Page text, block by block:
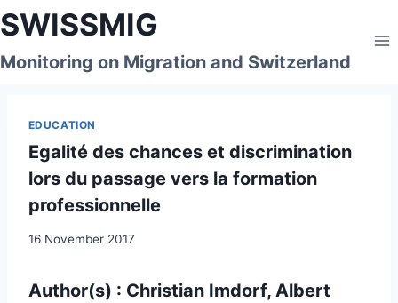
Skip
to
content
SWISSMIG
Monitoring on Migration and Switzerland
EDUCATION
Egalité des chances et discrimination
lors du passage vers la formation
professionnelle
16 November 2017
Author(s) : Christian Imdorf, Albert